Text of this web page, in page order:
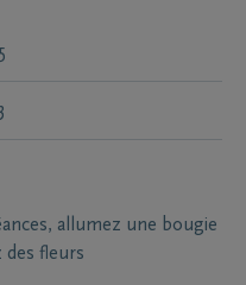
allumez une bougie
des fleurs